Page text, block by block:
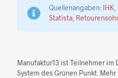
Quellenangaben: IHK
Statista
Manufaktur13 ist Teilnehmer im
System des Grünen Punkt. Mehr